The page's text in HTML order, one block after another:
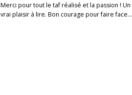
Merci pour tout le taf réalisé et la passion ! Un
vrai plaisir à lire. Bon courage pour faire face…